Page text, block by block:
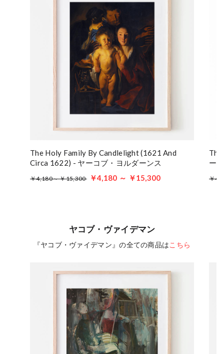
The Holy Family By Candlelight (1621 And
Circa 1622) - ヤーコブ・ヨルダーンス
￥4,180～ ￥15,300 ￥4,180 ～ ￥15,300
ー
￥
ヤコブ・ヴァイデマン
『ヤコブ・ヴァイデマン』の全ての商品はこちら